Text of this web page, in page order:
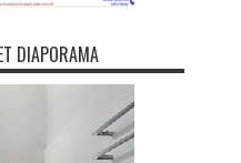
DIAPORAMA